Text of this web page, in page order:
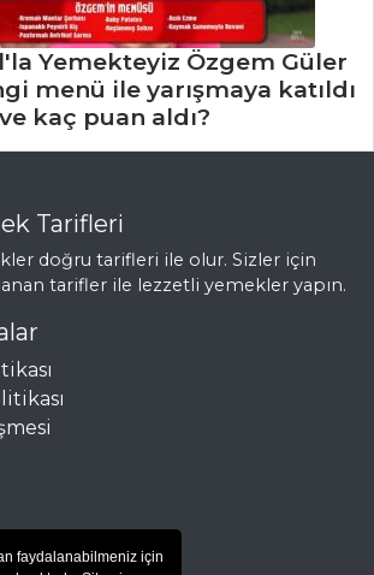
faydalanabilmeniz için
Yemekteyiz Özgem Güler
menü ile yarışmaya katıldı
ve kaç puan aldı?
Tarifleri
doğru tarifleri ile olur. Sizler için
tarifler ile lezzetli yemekler yapın.